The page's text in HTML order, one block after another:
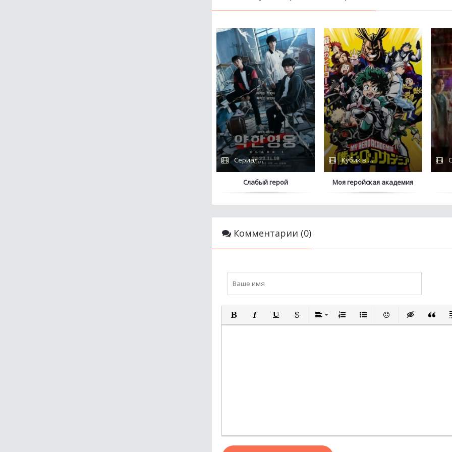
Сериалы 2022 / IdeaFilm / HDRezka
Слабый герой
Кубик в Кубе / IdeaFilm
Моя геройская академия
Комментарии (0)
ПОЛУЖИРНЫЙ
КУРСИВПОДЧЕРКНУТЫЙ
ЗАЧЕРКНУТЫЙВЫРАВНИВАНИЕ
НУМЕРОВАННЫЙ СПИСОК
МАРКИРОВАННЫЙ
ВСТАВИТЬВСТАВКА